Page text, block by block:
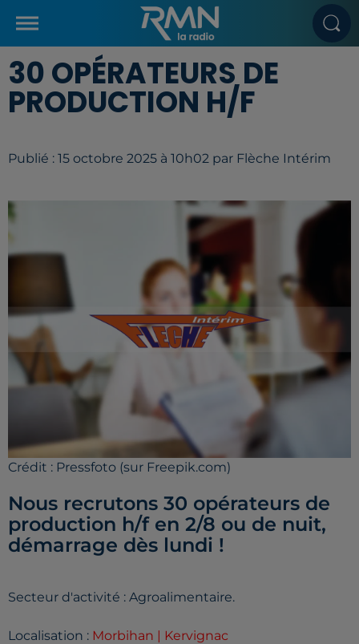
30 OPÉRATEURS DE
PRODUCTION H/F
Publié : 15 octobre 2025 à 10h02 par Flèche Intérim
Crédit : Pressfoto (sur Freepik.com)
Nous recrutons 30 opérateurs de
production h/f en 2/8 ou de nuit,
démarrage dès lundi !
Secteur d'activité : Agroalimentaire.
Localisation : Morbihan | Kervignac